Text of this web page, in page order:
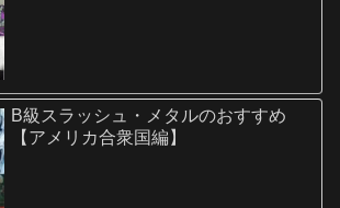
B級スラッシュ・メタルのおすすめ
【アメリカ合衆国編】